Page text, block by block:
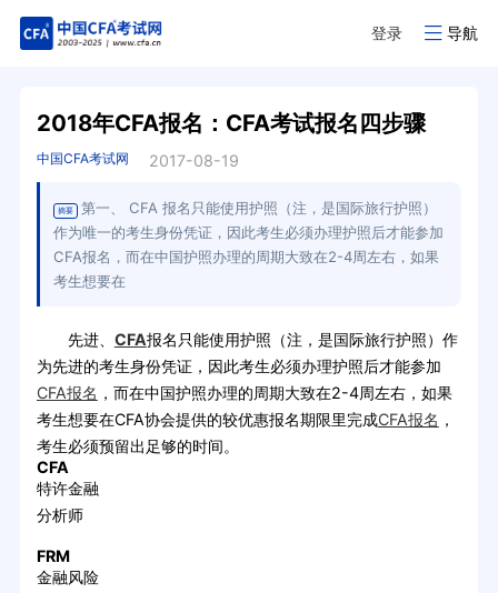
登录 导航
2018年CFA报名：CFA考试报名四步骤
中国CFA考试网 2017-08-19
摘要
第一、 CFA 报名只能使用护照（注，是国际旅行护照）
作为唯一的考生身份凭证，因此考生必须办理护照后才能参加
CFA报名，而在中国护照办理的周期大致在2-4周左右，如果
考生想要在
先进、 CFA报名只能使用护照（注，是国际旅行护照）作
为先进的考生身份凭证，因此考生必须办理护照后才能参加
CFA报名 ，而在中国护照办理的周期大致在2-4周左右，如果
考生想要在CFA协会提供的较优惠报名期限里完成CFA报名 ，
考生必须预留出足够的时间。
CFA
特许金融
分析师
FRM
金融风险